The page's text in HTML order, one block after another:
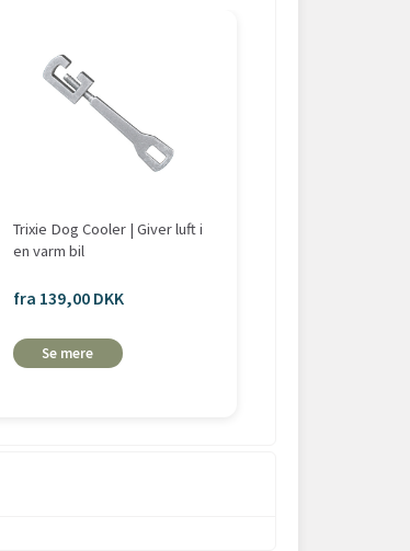
Trixie Dog Cooler | Giver luft i
en varm bil
fra 139,00 DKK
Se mere